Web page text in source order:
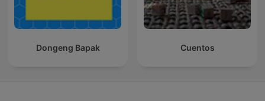
Cuentos
Dongeng Bapak